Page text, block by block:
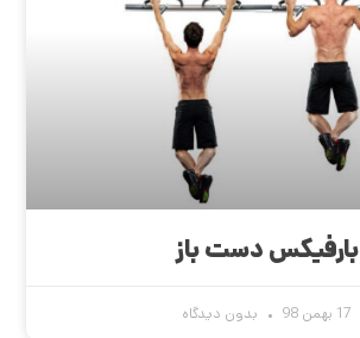
بارفیکس دست باز
17 بهمن 98 بدون دیدگاه